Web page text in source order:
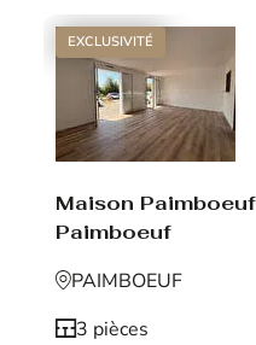
EXCLUSIVITÉ
Maison Paimboeuf
Paimboeuf
PAIMBOEUF
3 pièces